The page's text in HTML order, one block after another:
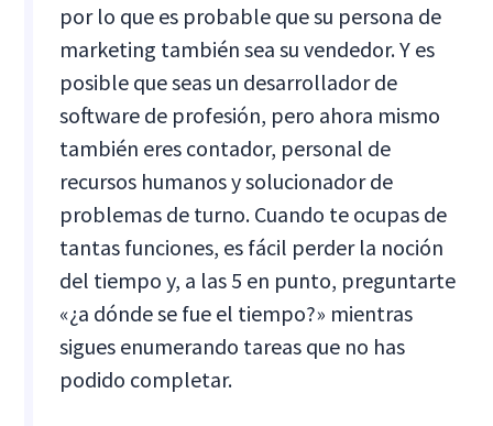
por lo que es probable que su persona de
marketing también sea su vendedor. Y es
posible que seas un desarrollador de
software de profesión, pero ahora mismo
también eres contador, personal de
recursos humanos y solucionador de
problemas de turno. Cuando te ocupas de
tantas funciones, es fácil perder la noción
del tiempo y, a las 5 en punto, preguntarte
«¿a dónde se fue el tiempo?» mientras
sigues enumerando tareas que no has
podido completar.